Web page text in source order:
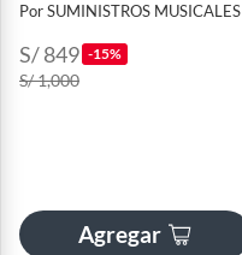
Por SUMINISTROS MUSICALES
S/ 849 -15%
S/ 1,000
Agregar